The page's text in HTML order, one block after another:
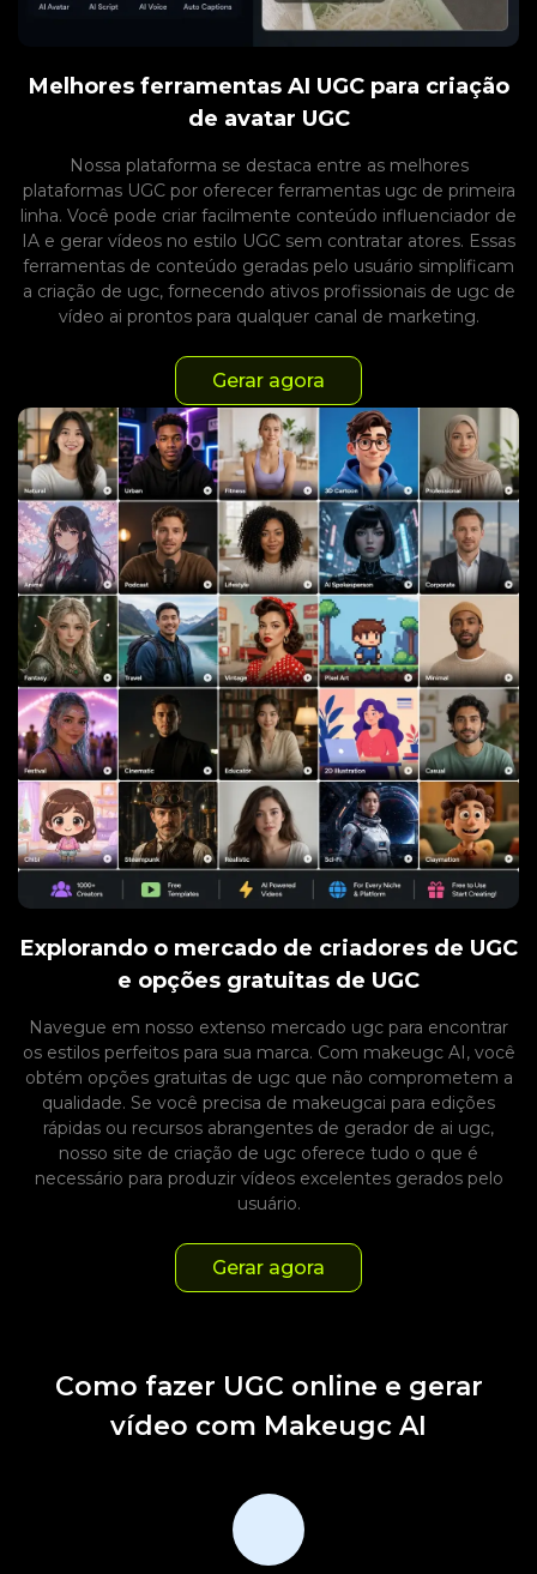
Melhores ferramentas AI UGC para criação
de avatar UGC
Nossa plataforma se destaca entre as melhores
plataformas UGC por oferecer ferramentas ugc de primeira
linha. Você pode criar facilmente conteúdo influenciador de
IA e gerar vídeos no estilo UGC sem contratar atores. Essas
ferramentas de conteúdo geradas pelo usuário simplificam
a criação de ugc, fornecendo ativos profissionais de ugc de
vídeo ai prontos para qualquer canal de marketing.
Gerar agora
Explorando o mercado de criadores de UGC
e opções gratuitas de UGC
Navegue em nosso extenso mercado ugc para encontrar
os estilos perfeitos para sua marca. Com makeugc AI, você
obtém opções gratuitas de ugc que não comprometem a
qualidade. Se você precisa de makeugcai para edições
rápidas ou recursos abrangentes de gerador de ai ugc,
nosso site de criação de ugc oferece tudo o que é
necessário para produzir vídeos excelentes gerados pelo
usuário.
Gerar agora
Como fazer UGC online e gerar
vídeo com Makeugc AI